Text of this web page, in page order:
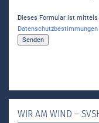
Dieses Formular ist mittels
Datenschutzbestimmungen
WIR AM WIND –